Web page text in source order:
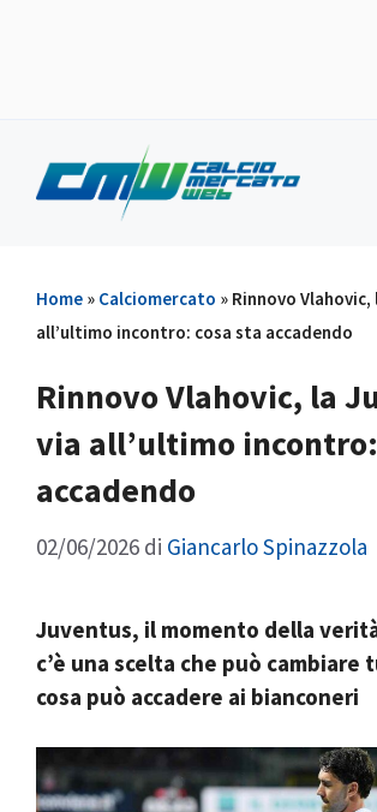
contenuto
Home » Calciomercato » Rinnovo Vlahovic,
all’ultimo incontro: cosa sta accadendo
Rinnovo Vlahovic, la
via all’ultimo incontro:
accadendo
02/06/2026 di Giancarlo Spinazzola
Juventus, il momento della
c’è una scelta che può cambiare
cosa può accadere ai bianconeri